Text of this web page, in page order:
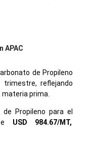
APAC
de Propileno
trimestre, reflejando
prima.
Propileno para el
USD 984.67/MT,